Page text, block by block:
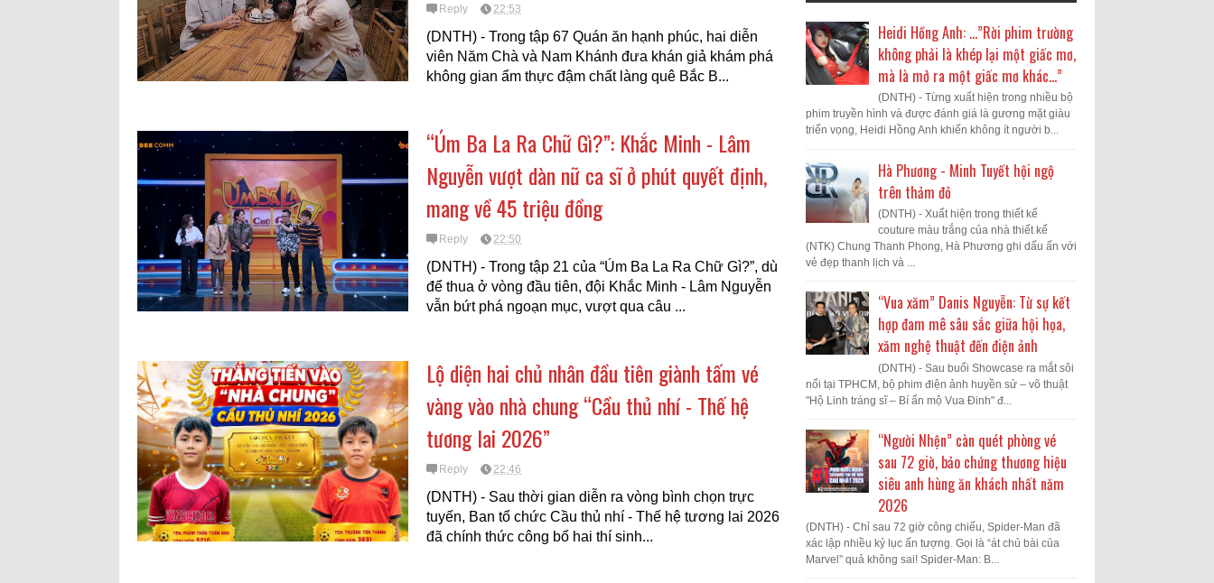
Reply 22:53
(DNTH) - Trong tập 67 Quán ăn hạnh phúc, hai diễn
viên Năm Chà và Nam Khánh đưa khán giả khám phá
không gian ẩm thực đậm chất làng quê Bắc B...
“Úm Ba La Ra Chữ Gì?”: Khắc Minh - Lâm
Nguyễn vượt dàn nữ ca sĩ ở phút quyết định,
mang về 45 triệu đồng
Reply 22:50
(DNTH) - Trong tập 21 của “Úm Ba La Ra Chữ Gì?”, dù
để thua ở vòng đầu tiên, đội Khắc Minh - Lâm Nguyễn
vẫn bứt phá ngoạn mục, vượt qua câu ...
Lộ diện hai chủ nhân đầu tiên giành tấm vé
vàng vào nhà chung “Cầu thủ nhí - Thế hệ
tương lai 2026”
Reply 22:46
(DNTH) - Sau thời gian diễn ra vòng bình chọn trực
tuyến, Ban tổ chức Cầu thủ nhí - Thế hệ tương lai 2026
đã chính thức công bố hai thí sinh...
Heidi Hồng Anh: …”Rời phim trường
không phải là khép lại một giấc mơ,
mà là mở ra một giấc mơ khác...”
(DNTH) - Từng xuất hiện trong nhiều bộ
phim truyền hình và được đánh giá là gương mặt giàu
triển vọng, Heidi Hồng Anh khiến không ít người b...
Hà Phương - Minh Tuyết hội ngộ
trên thảm đỏ
(DNTH) - Xuất hiện trong thiết kế
couture màu trắng của nhà thiết kế
(NTK) Chung Thanh Phong, Hà Phương ghi dấu ấn với
vẻ đẹp thanh lịch và ...
“Vua xăm” Danis Nguyễn: Từ sự kết
hợp đam mê sâu sắc giữa hội họa,
xăm nghệ thuật đến điện ảnh
(DNTH) - Sau buổi Showcase ra mắt sôi
nổi tại TPHCM, bộ phim điện ảnh huyền sử – võ thuật
"Hộ Linh tráng sĩ – Bí ẩn mộ Vua Đinh" đ...
“Người Nhện” càn quét phòng vé
sau 72 giờ, bảo chứng thương hiệu
siêu anh hùng ăn khách nhất năm
2026
(DNTH) - Chỉ sau 72 giờ công chiếu, Spider-Man đã
xác lập nhiều kỷ lục ấn tượng. Gọi là “át chủ bài của
Marvel” quả không sai! Spider-Man: B...